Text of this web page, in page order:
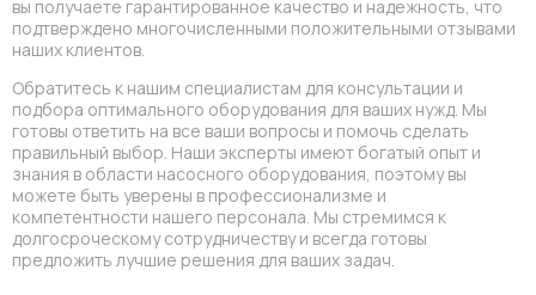
вы получаете гарантированное качество и надежность, что
подтверждено многочисленными положительными отзывами
наших клиентов.
Обратитесь к нашим специалистам для консультации и
подбора оптимального оборудования для ваших нужд. Мы
готовы ответить на все ваши вопросы и помочь сделать
правильный выбор. Наши эксперты имеют богатый опыт и
знания в области насосного оборудования, поэтому вы
можете быть уверены в профессионализме и
компетентности нашего персонала. Мы стремимся к
долгосроческому сотрудничеству и всегда готовы
предложить лучшие решения для ваших задач.